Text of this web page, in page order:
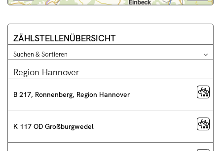
Legende
weitere
anzeigen
ZÄHLSTELLENÜBERSICHT
Suchen & Sortieren
&
Liste
man
Cursor
und
Region Hannover
B 217, Ronnenberg, Region Hannover
K 117 OD Großburgwedel